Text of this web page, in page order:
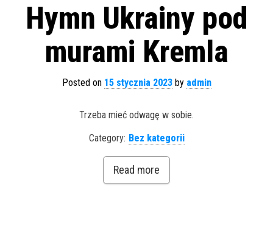
Hymn Ukrainy pod
murami Kremla
Posted on 15 stycznia 2023by admin
Trzeba mieć odwagę w sobie.
Category: Bez kategorii
Read more